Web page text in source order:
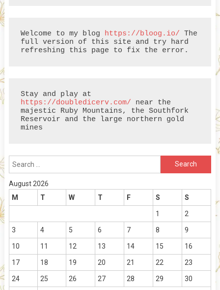
Welcome to my blog https://bloog.io/ The
full version of this site and try hard
refreshing this page to fix the error.
https://doubledicerv.com/ near the
majestic Ruby Mountains, the Southfork
Reservoir and the large northern gold
mines
Search
August 2026
M
T W T F S S
1 2
3 4 5 6 7 8 9
10 11 12 13 14 15 16
17 18 19 20 21 22 23
24 25 26 27 28 29 30